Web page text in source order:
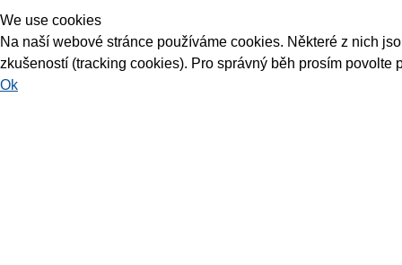
We use cookies
Na naší webové stránce používáme cookies. Některé z nich
zkušeností (tracking cookies). Pro správný běh prosím povolte
Ok